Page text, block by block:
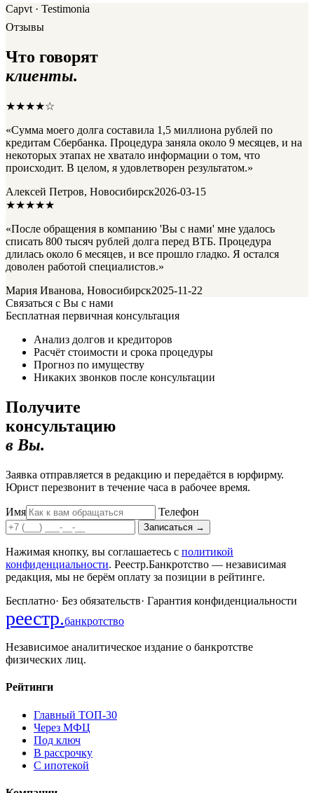
Capvt · Testimonia
Отзывы
Что говорят
клиенты.
★★★★☆
«Сумма моего долга составила 1,5 миллиона рублей по
кредитам Сбербанка. Процедура заняла около 9 месяцев, и на
некоторых этапах не хватало информации о том, что
происходит. В целом, я удовлетворен результатом.»
Алексей Петров, Новосибирск2026-03-15
★★★★★
«После обращения в компанию 'Вы с нами' мне удалось
списать 800 тысяч рублей долга перед ВТБ. Процедура
длилась около 6 месяцев, и все прошло гладко. Я остался
доволен работой специалистов.»
Мария Иванова, Новосибирск2025-11-22
Связаться с Вы с нами
Бесплатная первичная консультация
Анализ долгов и кредиторов
Расчёт стоимости и срока процедуры
Прогноз по имуществу
Никаких звонков после консультации
Получите
консультацию
в Вы.
Заявка отправляется в редакцию и передаётся в юрфирму.
Юрист перезвонит в течение часа в рабочее время.
Имя Телефон
Записаться →
Нажимая кнопку, вы соглашаетесь с политикой
конфиденциальности. Реестр.Банкротство — независимая
редакция, мы не берём оплату за позиции в рейтинге.
Бесплатно· Без обязательств· Гарантия конфиденциальности
реестр.банкротство
Независимое аналитическое издание о банкротстве
физических лиц.
Рейтинги
Главный ТОП-30
Через МФЦ
Под ключ
В рассрочку
С ипотекой